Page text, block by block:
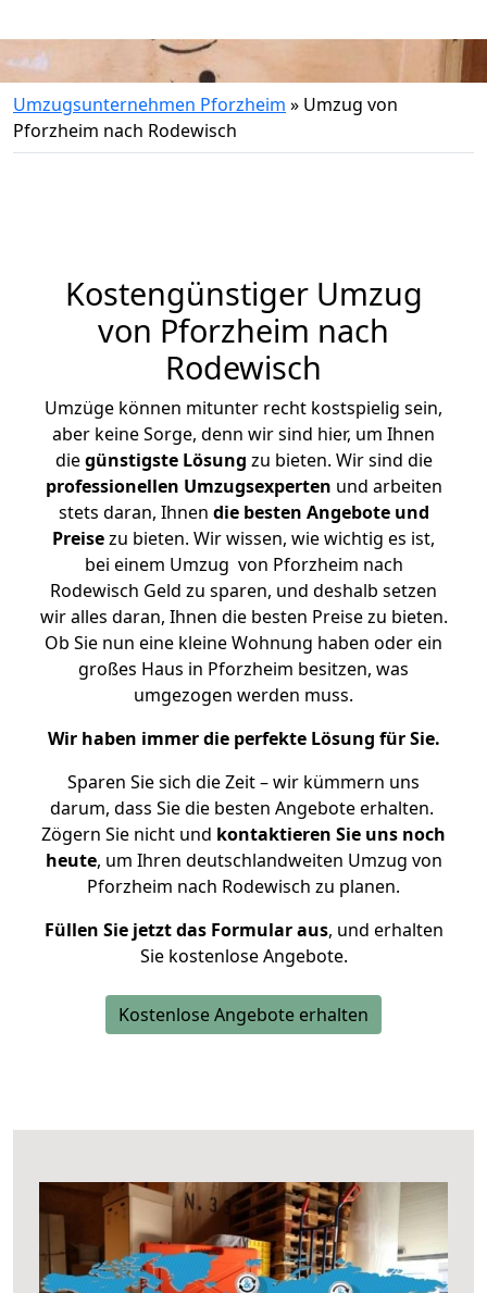
Umzugsunternehmen Pforzheim » Umzug von
Pforzheim nach Rodewisch
Kostengünstiger Umzug
von Pforzheim nach
Rodewisch
Umzüge können mitunter recht kostspielig sein,
aber keine Sorge, denn wir sind hier, um Ihnen
diegünstigste Lösung zu bieten. Wir sind die
professionellen Umzugsexperten und arbeiten
stets daran, Ihnen die besten Angebote und
Preisezu bieten. Wir wissen, wie wichtig es ist,
bei einem Umzug von Pforzheim nach
Rodewisch Geld zu sparen, und deshalb setzen
wir alles daran, Ihnen die besten Preise zu bieten.
Ob Sie nun eine kleine Wohnung haben oder ein
großes Haus in Pforzheim besitzen, was
umgezogen werden muss.
Wir haben immer die perfekte Lösung für Sie.
Sparen Sie sich die Zeit – wir kümmern uns
darum, dass Sie die besten Angebote erhalten.
Zögern Sie nicht und kontaktieren Sie uns noch
heute, um Ihren deutschlandweiten Umzug von
Pforzheim nach Rodewisch zu planen.
Füllen Sie jetzt das Formular aus, und erhalten
Sie kostenlose Angebote.
Kostenlose Angebote erhalten